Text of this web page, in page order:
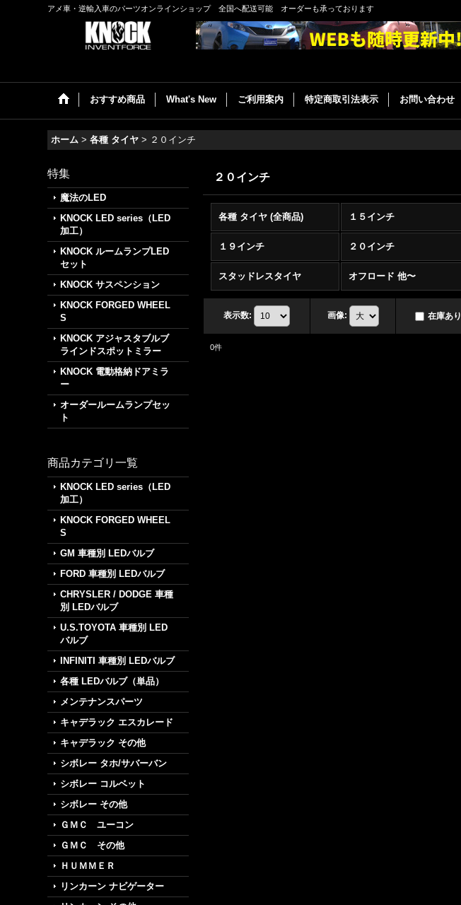
アメ車・逆輸入車のパーツオンラインショップ 全国へ配送可能 オーダーも承っております
おすすめ商品 What's New ご利用案内 特定商取引法表示 お問い合わせ
ホーム > 各種 タイヤ > ２０インチ
特集
魔法のLED
KNOCK LED series（LED
加工）
KNOCK ルームランプLED
セット
KNOCK サスペンション
KNOCK FORGED WHEEL
S
KNOCK アジャスタブルブ
ラインドスポットミラー
KNOCK 電動格納ドアミラ
ー
オーダールームランプセッ
ト
商品カテゴリ一覧
KNOCK LED series（LED
加工）
KNOCK FORGED WHEEL
S
GM 車種別 LEDバルブ
FORD 車種別 LEDバルブ
CHRYSLER / DODGE 車種
別 LEDバルブ
U.S.TOYOTA 車種別 LED
バルブ
INFINITI 車種別 LEDバルブ
各種 LEDバルブ（単品）
メンテナンスパーツ
キャデラック エスカレード
キャデラック その他
シボレー タホ/サバーバン
シボレー コルベット
シボレー その他
ＧＭＣ ユーコン
ＧＭＣ その他
ＨＵＭＭＥＲ
リンカーン ナビゲーター
２０インチ
各種 タイヤ (全商品) １５インチ
１９インチ ２０インチ
スタッドレスタイヤ オフロード 他〜
表示数: 画像: 在庫あり
0件